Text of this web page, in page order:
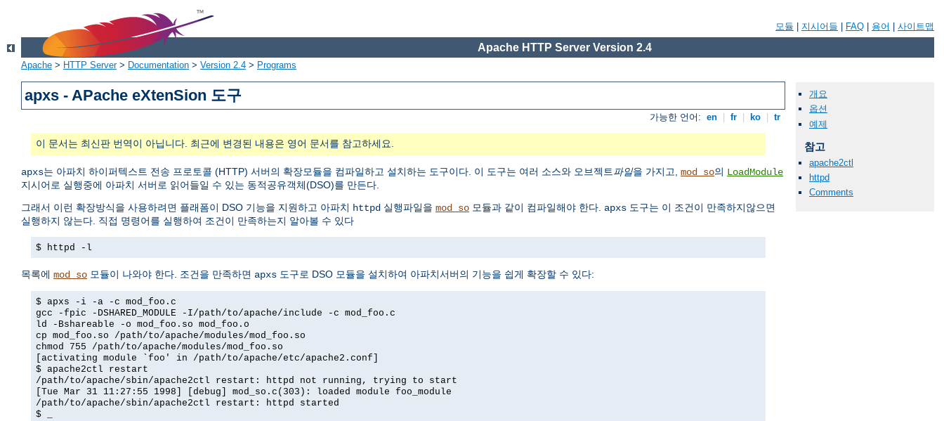
모듈 지시어들 FAQ 용어 사이트맵
Apache HTTP Server Version 2.4
Apache > HTTP Server> Documentation > Version 2.4 > Programs
apxs - APache eXtenSion 도구
가능한 언어: en fr ko tr
이 문서는 최신판 번역이 아닙니다. 최근에 변경된 내용은 영어 문서를 참고하세요.
apxs는 아파치 하이퍼텍스트 전송 프로토콜 (HTTP) 서버의 확장모듈을 컴파일하고 설치하는 도구이다. 이 도구는 여러 소스와 오브젝트파일을 가지고, mod_so의 LoadModule
지시어로 실행중에 아파치 서버로 읽어들일 수 있는 동적공유객체(DSO)를 만든다.
그래서 이런 확장방식을 사용하려면 플래폼이 DSO 기능을 지원하고 아파치 httpd 실행파일을 mod_so 모듈과 같이 컴파일해야 한다. apxs 도구는 이 조건이 만족하지않으면
실행하지 않는다. 직접 명령어를 실행하여 조건이 만족하는지 알아볼 수 있다
$ httpd -l
목록에 mod_so 모듈이 나와야 한다. 조건을 만족하면 apxs 도구로 DSO 모듈을 설치하여 아파치서버의 기능을 쉽게 확장할 수 있다:
$ apxs -i -a -c mod_foo.c
gcc -fpic -DSHARED_MODULE -I/path/to/apache/include -c mod_foo.c
ld -Bshareable -o mod_foo.so mod_foo.o
cp mod_foo.so /path/to/apache/modules/mod_foo.so
chmod 755 /path/to/apache/modules/mod_foo.so
[activating module `foo' in /path/to/apache/etc/apache2.conf]
$ apache2ctl restart
/path/to/apache/sbin/apache2ctl restart: httpd not running, trying to start
[Tue Mar 31 11:27:55 1998] [debug] mod_so.c(303): loaded module foo_module
/path/to/apache/sbin/apache2ctl restart: httpd started
$ _
개요
옵션
예제
참고
apache2ctl
httpd
Comments